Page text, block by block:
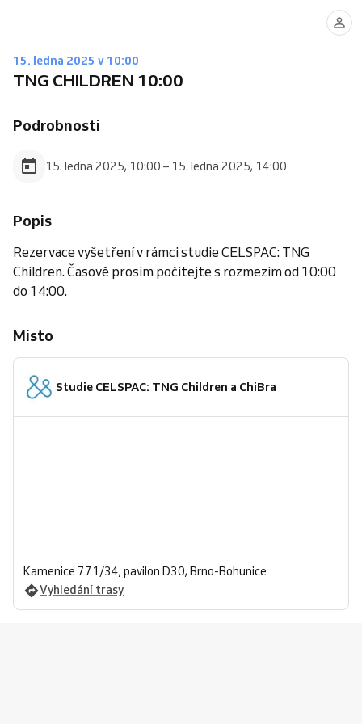
15. ledna 2025 v 10:00
TNG CHILDREN 10:00
Podrobnosti
15. ledna 2025, 10:00 – 15. ledna 2025, 14:00
Popis
Rezervace vyšetření v rámci studie CELSPAC: TNG
Children. Časově prosím počítejte s rozmezím od 10:00
do 14:00.
Místo
Studie CELSPAC: TNG Children a ChiBra
Kamenice 771/34, pavilon D30, Brno-Bohunice
Vyhledání trasy